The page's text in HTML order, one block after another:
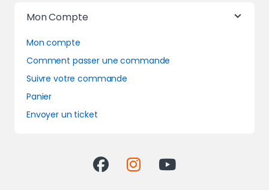
Mon Compte
Mon compte
Comment passer une commande
Suivre votre commande
Panier
Envoyer un ticket